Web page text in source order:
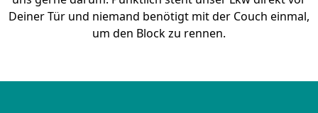
Deiner Tür und niemand benötigt mit der Couch einmal,
um den Block zu rennen.